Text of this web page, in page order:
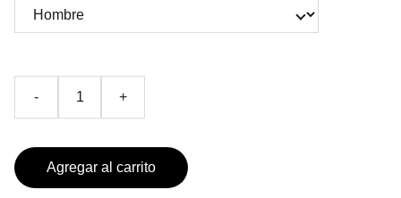
- +
Agregar al carrito